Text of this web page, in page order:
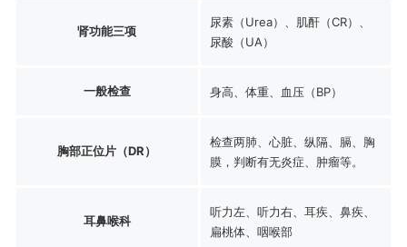
肾功能三项
尿素（Urea）、肌酐（CR）、
尿酸（UA）
一般检查 身高、体重、血压（BP）
胸部正位片（DR）
检查两肺、心脏、纵隔、膈、胸
膜，判断有无炎症、肿瘤等。
耳鼻喉科
听力左、听力右、耳疾、鼻疾、
扁桃体、咽喉部